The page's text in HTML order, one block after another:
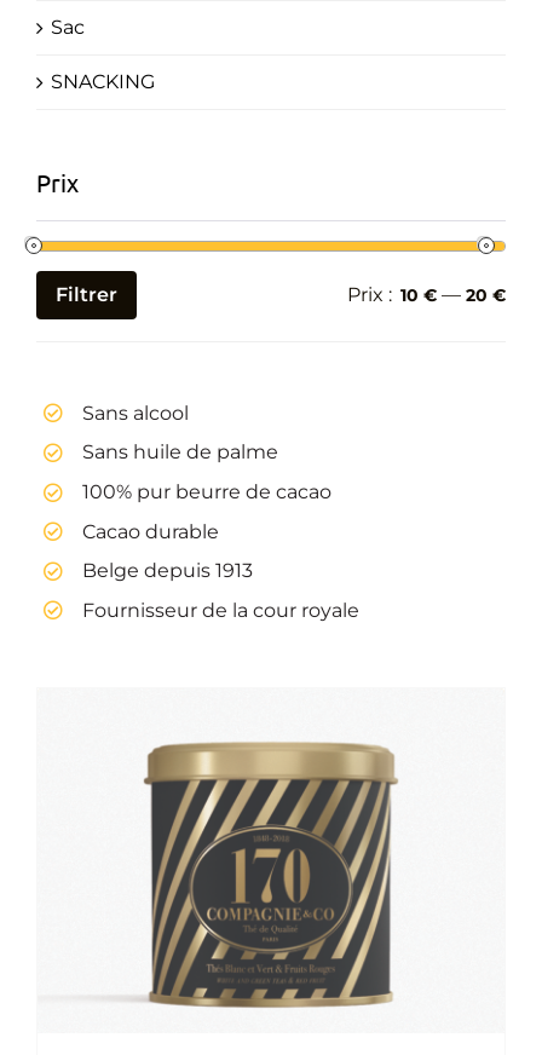
Sac
SNACKING
Prix
Prix
Prix
Filtrer Prix : 10 € — 20 €
Sans alcool
Sans huile de palme
100% pur beurre de cacao
Cacao durable
Belge depuis 1913
Fournisseur de la cour royale